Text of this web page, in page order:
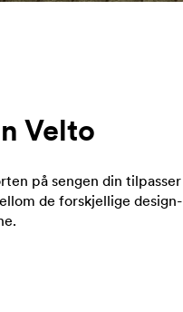
Velto
på sengen din tilpasser
de forskjellige